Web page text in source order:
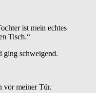
ist mein echtes
Tisch.“
ging schweigend.
vor meiner Tür.